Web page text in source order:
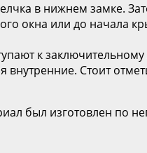
в нижнем замке.
окна или до начала
к заключительному
Стоит
был изготовлен по